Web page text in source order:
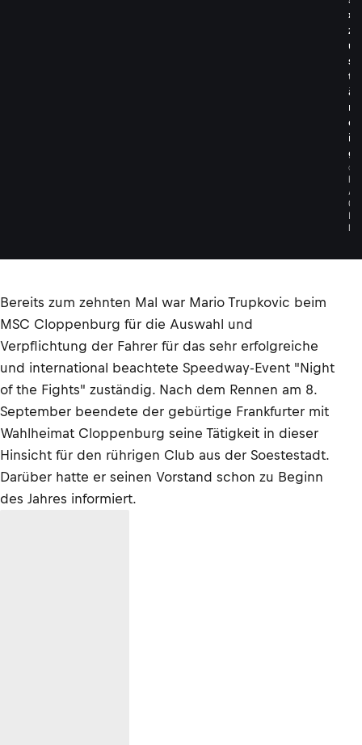
»
z
u
s
t
ä
n
d
i
g
©
H
A
G
E
N
Bereits zum zehnten Mal war Mario Trupkovic beim
MSC Cloppenburg für die Auswahl und
Verpflichtung der Fahrer für das sehr erfolgreiche
und international beachtete Speedway-Event "Night
of the Fights" zuständig. Nach dem Rennen am 8.
September beendete der gebürtige Frankfurter mit
Wahlheimat Cloppenburg seine Tätigkeit in dieser
Hinsicht für den rührigen Club aus der Soestestadt.
Darüber hatte er seinen Vorstand schon zu Beginn
des Jahres informiert.